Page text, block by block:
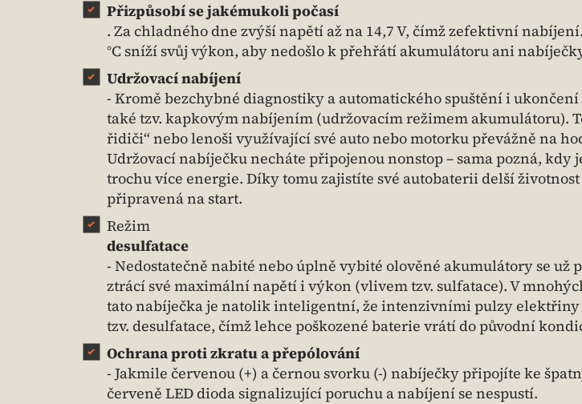
Přizpůsobí se jakémukoli počasí
. Za chladného dne zvýší napětí až na 14,7 V, čímž zefektivní
°C sníží svůj výkon, aby nedošlo k přehřátí akumulátoru ani
Udržovací nabíjení
- Kromě bezchybné diagnostiky a automatického spuštění i
také tzv. kapkovým nabíjením (udržovacím režimem akumulátoru).
řidiči“ nebo lenoši využívající své auto nebo motorku převážně na
Udržovací nabíječku necháte připojenou nonstop – sama pozná, kdy
trochu více energie. Díky tomu zajistíte své autobaterii delší
připravená na start.
Režim
desulfatace
- Nedostatečně nabité nebo úplně vybité olověné akumulátory se už
ztrácí své maximální napětí i výkon (vlivem tzv. sulfatace). V
tato nabíječka je natolik inteligentní, že intenzivními pulzy elektřiny
tzv. desulfatace, čímž lehce poškozené baterie vrátí do původní
Ochrana proti zkratu a přepólování
- Jakmile červenou (+) a černou svorku (-) nabíječky připojíte ke
červeně LED dioda signalizující poruchu a nabíjení se nespustí.